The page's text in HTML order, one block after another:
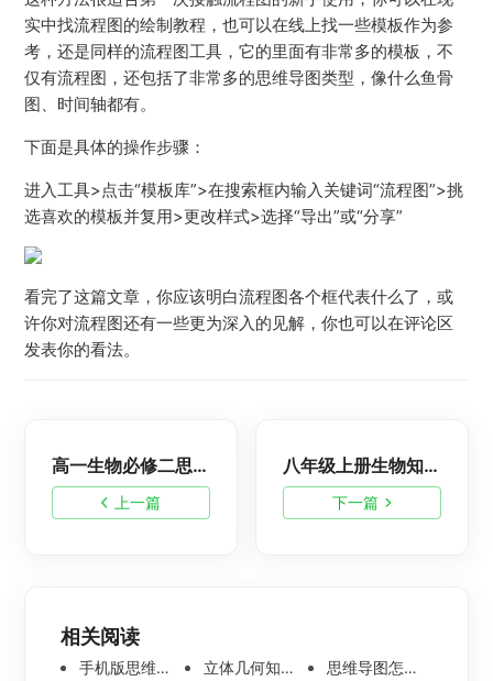
实中找流程图的绘制教程，也可以在线上找一些模板作为参
考，还是同样的流程图工具，它的里面有非常多的模板，不
仅有流程图，还包括了非常多的思维导图类型，像什么鱼骨
图、时间轴都有。
下面是具体的操作步骤：
进入工具>点击“模板库”>在搜索框内输入关键词“流程图”>挑
选喜欢的模板并复用>更改样式>选择“导出”或“分享”
看完了这篇文章，你应该明白流程图各个框代表什么了，或
许你对流程图还有一些更为深入的见解，你也可以在评论区
发表你的看法。
上一篇
高一生物必修二思维导图大全-高中一年级生物知识点全册整理
下一篇
八年级上册生物知识点归纳总结，高清思维导图涵盖所有知识点
相关阅读
手机版思维导图软件哪个好 使用教程分享 立体几何知识点思维导图模板分享 思维导图怎么画
思维导图怎么画简单又漂亮 内附精美模板案例分享